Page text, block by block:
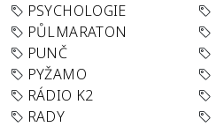
PSYCHOLOGIE
PŮLMARATON
PUNČ
PYŽAMO
RÁDIO K2
RADY